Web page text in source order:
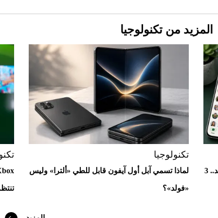
Aston Martin Valiant: على هوى الأبطال
المزيد من تكنولوجيا
واتساب يختبر واجهات جديدة لمستخدمي أندرويد.. 3
تكنولوجيا
لماذا تسمي آبل أول آيفون قابل للطي «ألترا» وليس
«فولد»؟